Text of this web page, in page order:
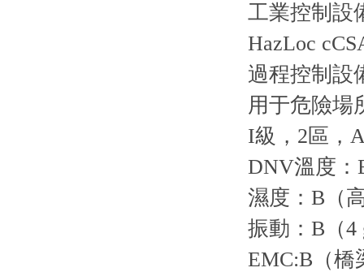
工業控制設
HazLoc
過程控制設
用于危險場
I級，2區，
DNV溫度：
濕度：B（
振動：B（4
EMC:B（橋